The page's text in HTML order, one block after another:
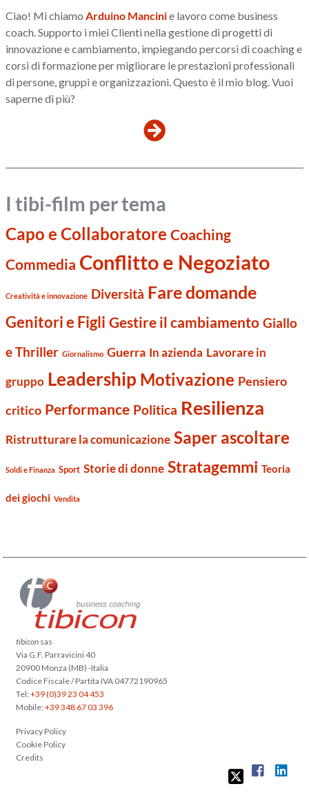
Ciao! Mi chiamo Arduino Mancinie lavoro come business
coach. Supporto i miei Clienti nella gestione di progetti di
innovazione e cambiamento, impiegando percorsi di coaching e
corsi di formazione per migliorare le prestazioni professionali
di persone, gruppi e organizzazioni. Questo è il mio blog. Vuoi
saperne di più?
I tibi-film per tema
Capo e Collaboratore Coaching
Commedia Conflitto e Negoziato
Creatività e innovazione Diversità Fare domande
Genitori e Figli Gestire il cambiamento Giallo
e Thriller Giornalismo Guerra In azienda Lavorare in
gruppo Leadership Motivazione Pensiero
critico Performance Politica Resilienza
Ristrutturare la comunicazione Saper ascoltare
Soldi e Finanza Sport Storie di donne Stratagemmi Teoria
dei giochi Vendita
tibicon sas
Via G.F. Parravicini 40
20900 Monza (MB) -Italia
Codice Fiscale / Partita IVA 04772190965
Tel:+39 (0)39 23 04 453
Mobile:+39 348 67 03 396
Privacy Policy
Cookie Policy
Credits